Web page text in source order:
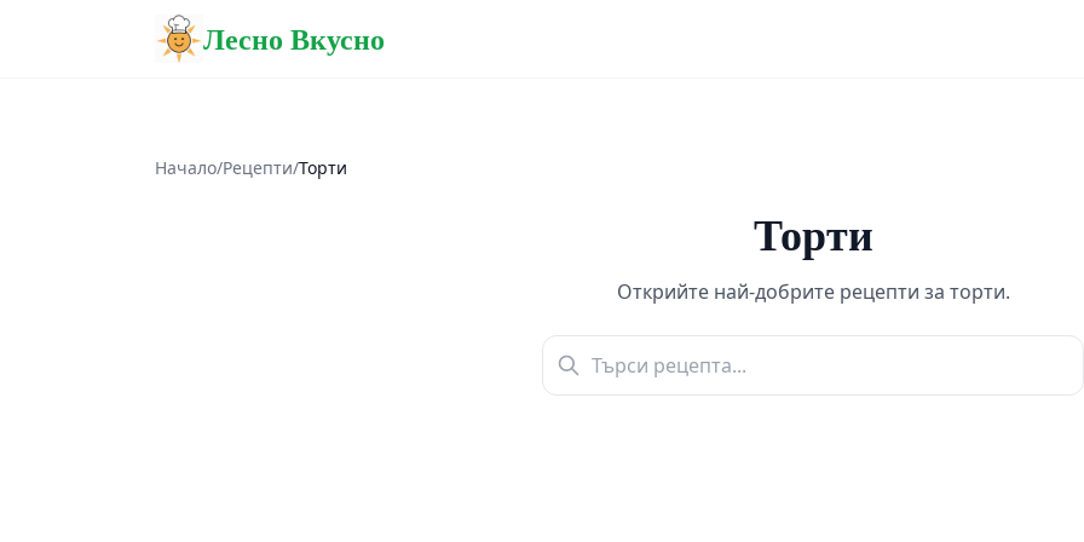
Лесно Вкусно
Начало/Рецепти/Торти
Торти
Открийте най-добрите рецепти за торти.